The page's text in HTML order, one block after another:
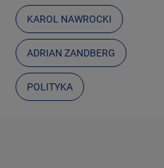
KAROL NAWROCKI
ADRIAN ZANDBERG
POLITYKA